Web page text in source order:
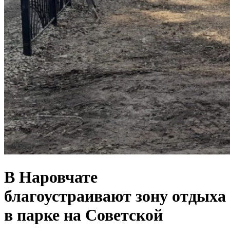
В Наровчате
благоустраивают зону отдыха
в парке на Советской